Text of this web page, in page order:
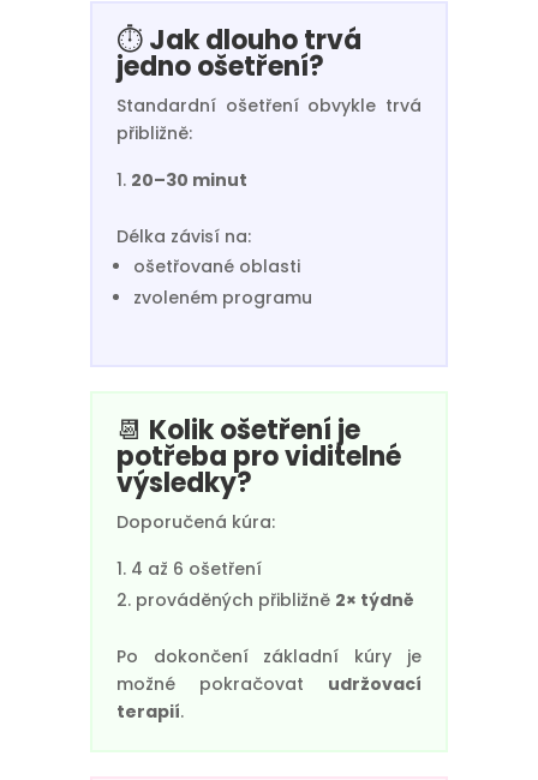
⏱️Jak dlouho trvá
jedno ošetření?
Standardní ošetření obvykle trvá
přibližně:
20–30 minut
Délka závisí na:
ošetřované oblasti
zvoleném programu
📆 Kolik ošetření je
potřeba pro viditelné
výsledky?
Doporučená kúra:
4 až 6 ošetření
prováděných přibližně 2× týdně
Po dokončení základní kúry je
možné pokračovat udržovací
terapií.